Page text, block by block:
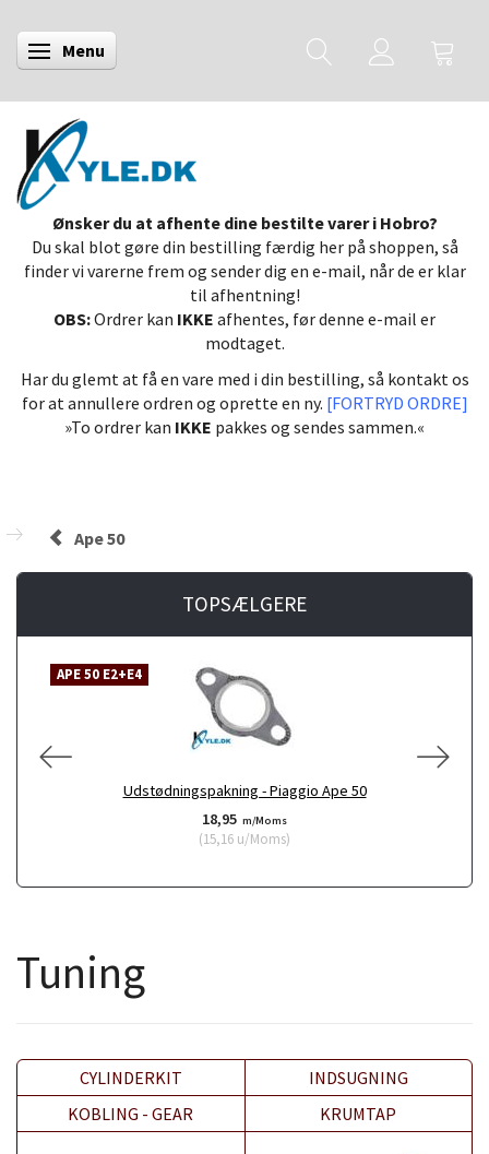
Skifte navigation
Menu
Ønsker du at afhente dine bestilte varer i Hobro?
Du skal blot gøre din bestilling færdig her på shoppen, så
finder vi varerne frem og sender dig en e-mail, når de er klar
til afhentning!
OBS:Ordrer kan IKKE afhentes, før denne e-mail er
modtaget.
Har du glemt at få en vare med i din bestilling, så kontakt os
for at annullere ordren og oprette en ny. [FORTRYD ORDRE]
»To ordrer kan IKKE pakkes og sendes sammen.«
Ape 50
TOPSÆLGERE
APE 50 E2+E4
Udstødningspakning - Piaggio Ape 50
18,95 m/Moms
(15,16 u/Moms)
Tuning
CYLINDERKIT
INDSUGNING
KOBLING - GEAR
KRUMTAP